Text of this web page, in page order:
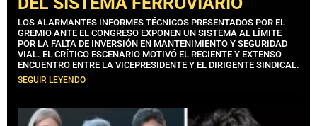
LOS ALARMANTES INFORMES TÉCNICOS PRESENTADOS POR EL
GREMIO ANTE EL CONGRESO EXPONEN UN SISTEMA AL LÍMITE
POR LA FALTA DE INVERSIÓN EN MANTENIMIENTO Y SEGURIDAD
VIAL. EL CRÍTICO ESCENARIO MOTIVÓ EL RECIENTE Y EXTENSO
ENCUENTRO ENTRE LA VICEPRESIDENTE Y EL DIRIGENTE SINDICAL.
SEGUIR LEYENDO